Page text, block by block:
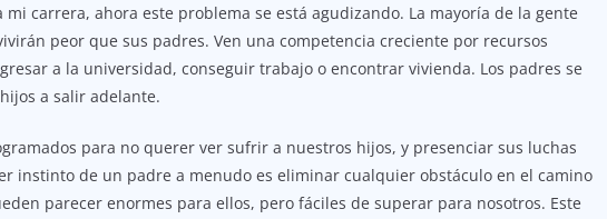
carrera, ahora este problema se está agudizando. La mayoría de la gente
peor que sus padres. Ven una competencia creciente por recursos
a la universidad, conseguir trabajo o encontrar vivienda. Los padres se
a salir adelante.
para no querer ver sufrir a nuestros hijos, y presenciar sus luchas
instinto de un padre a menudo es eliminar cualquier obstáculo en el camino
parecer enormes para ellos, pero fáciles de superar para nosotros. Este